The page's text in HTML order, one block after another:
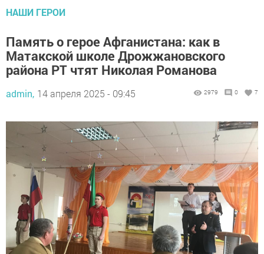
НАШИ ГЕРОИ
Память о герое Афганистана: как в
Матакской школе Дрожжановского
района РТ чтят Николая Романова
admin, 14 апреля 2025 - 09:45 2979 0 7